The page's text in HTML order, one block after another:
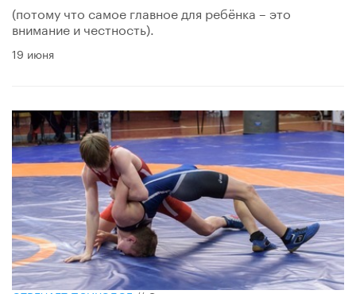
(потому что самое главное для ребёнка – это
внимание и честность).
19 июня